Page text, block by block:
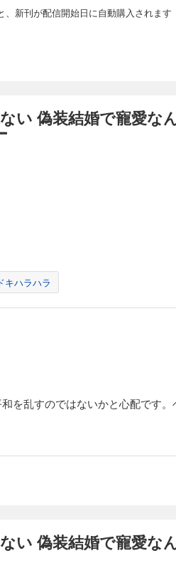
、新刊が配信開始日に自動購入されます
い 偽装結婚で寵愛
キハラハラ
を乱すのではないかと心配です。
い 偽装結婚で寵愛